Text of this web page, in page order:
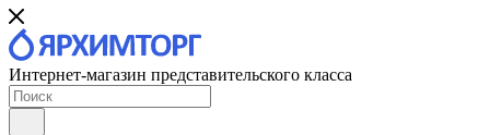
Интернет-магазин представительского класса